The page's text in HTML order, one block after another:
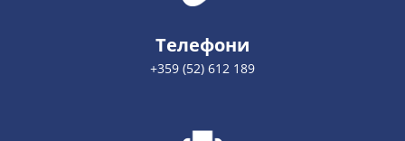
Телефони
+359 (52) 612 189